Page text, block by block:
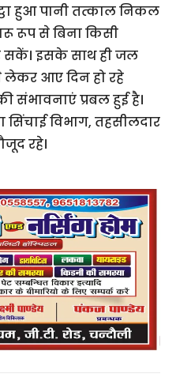
हुआ पानी तत्काल निकल
रूप से बिना किसी
इसके साथ ही जल
आए दिन हो रहे
संभावनाएं प्रबल हुई है।
सिंचाई विभाग, तहसीलदार
रहे।